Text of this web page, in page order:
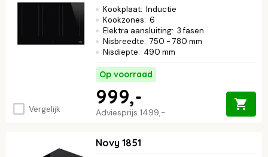
Vergelijk
Kookplaat: Inductie
Kookzones: 6
Elektra aansluiting: 3 fasen
Nisbreedte: 750 - 780 mm
Nisdiepte: 490 mm
Op voorraad
Adviesprijs 1499,-
999,-
Novy 1851